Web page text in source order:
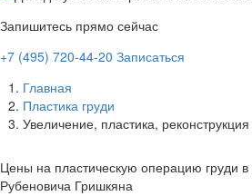
Запишитесь прямо сейчас
+7 (495) 720-44-20 Записаться
Главная
Пластика груди
Увеличение, пластика,
Цены на пластическую операцию груди
Рубеновича Гришкяна